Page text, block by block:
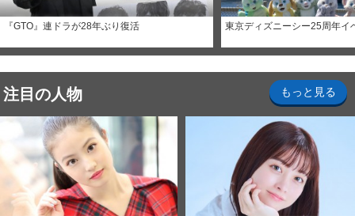
『GTO』連ドラが28年ぶり復活 東京ディズニーシー25周年イ
注目の人物 もっと見る